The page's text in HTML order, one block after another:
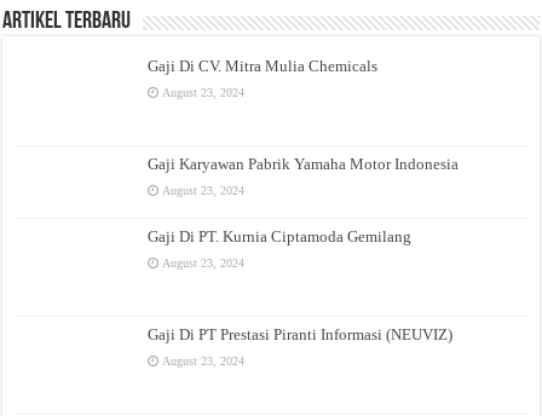
Artikel Terbaru
Gaji Di CV. Mitra Mulia Chemicals
August 23, 2024
Gaji Karyawan Pabrik Yamaha Motor Indonesia
August 23, 2024
Gaji Di PT. Kurnia Ciptamoda Gemilang
August 23, 2024
Gaji Di PT Prestasi Piranti Informasi (NEUVIZ)
August 23, 2024